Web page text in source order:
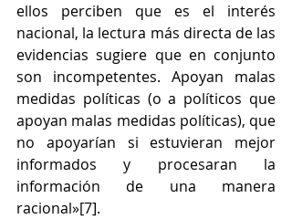
ellos perciben que es el interés
nacional, la lectura más directa de las
evidencias sugiere que en conjunto
son incompetentes. Apoyan malas
medidas políticas (o a políticos que
apoyan malas medidas políticas), que
no apoyarían si estuvieran mejor
informados y procesaran la
información de una manera
racional»[7].